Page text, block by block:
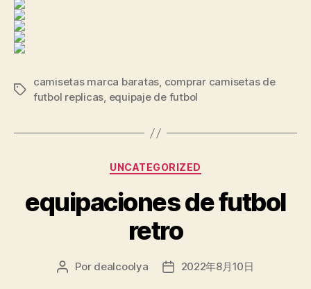
Etiquetas
camisetas marca baratas, comprar camisetas de
futbol replicas, equipaje de futbol
Categorías
UNCATEGORIZED
equipaciones de futbol
retro
Autor
Por dealcoolya
Fecha2022年8月10日